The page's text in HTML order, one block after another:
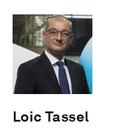
Loic Tassel